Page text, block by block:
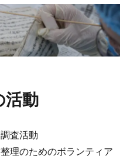
活動
査活動
理のためのボランティア